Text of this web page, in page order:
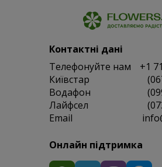
Контактні дані
Телефонуйте нам
+1
Київстар
Водафон
Лайфсел
Email
Онлайн підтримка